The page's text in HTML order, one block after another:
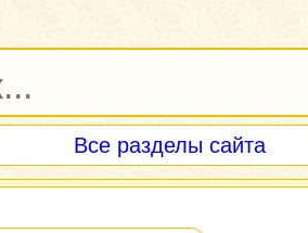
Все разделы сайта